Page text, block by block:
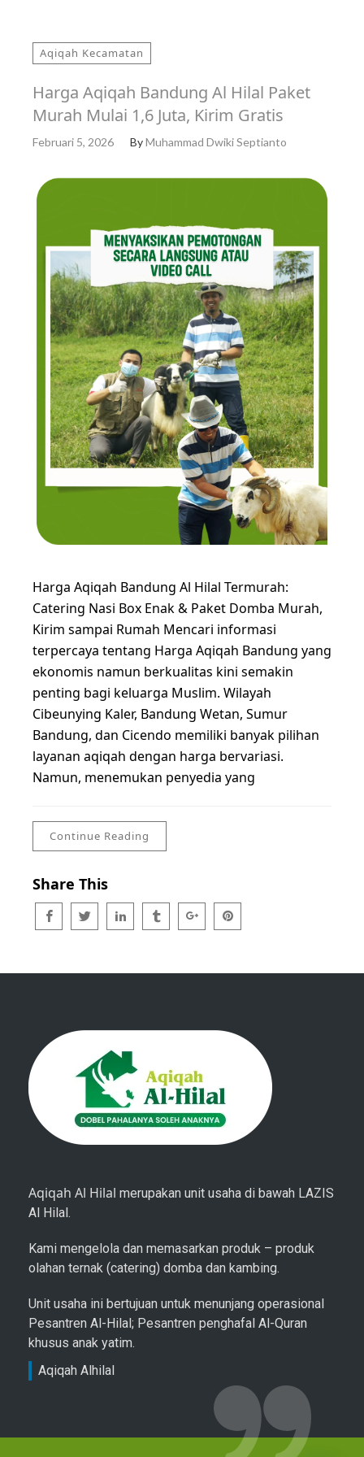
Aqiqah Kecamatan
Harga Aqiqah Bandung Al Hilal Paket
Murah Mulai 1,6 Juta, Kirim Gratis
Februari 5, 2026 ByMuhammad Dwiki Septianto
Harga Aqiqah Bandung Al Hilal Termurah:
Catering Nasi Box Enak & Paket Domba Murah,
Kirim sampai Rumah Mencari informasi
terpercaya tentang Harga Aqiqah Bandung yang
ekonomis namun berkualitas kini semakin
penting bagi keluarga Muslim. Wilayah
Cibeunying Kaler, Bandung Wetan, Sumur
Bandung, dan Cicendo memiliki banyak pilihan
layanan aqiqah dengan harga bervariasi.
Namun, menemukan penyedia yang
Continue Reading
Share This
Aqiqah Al Hilal merupakan unit usaha di bawah LAZIS
Al Hilal.
Kami mengelola dan memasarkan produk – produk
olahan ternak (catering) domba dan kambing.
Unit usaha ini bertujuan untuk menunjang operasional
Pesantren Al-Hilal; Pesantren penghafal Al-Quran
khusus anak yatim.
Aqiqah Alhilal